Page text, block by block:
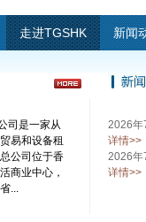
走进TGSHK 新闻
司是一家从
易和设备租
公司位于香
商业中心，
...
2026年
详情>>
2026年
详情>>